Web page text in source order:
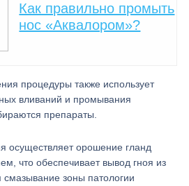
Как правильно промыть
нос «Аквалором»?
процедуры также использует
вливаний и промывания
препараты.
осуществляет орошение гланд
что обеспечивает вывод гноя из
смазывание зоны патологии